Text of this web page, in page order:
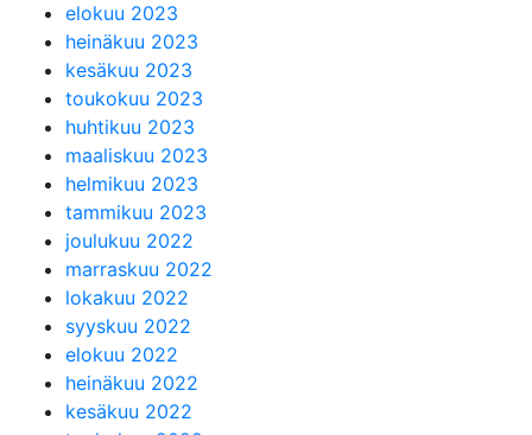
elokuu 2023
heinäkuu 2023
kesäkuu 2023
toukokuu 2023
huhtikuu 2023
maaliskuu 2023
helmikuu 2023
tammikuu 2023
joulukuu 2022
marraskuu 2022
lokakuu 2022
syyskuu 2022
elokuu 2022
heinäkuu 2022
kesäkuu 2022